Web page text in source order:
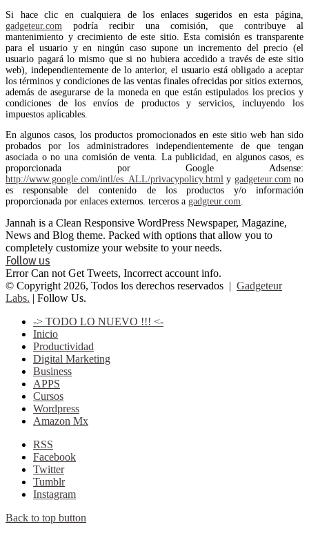
Si hace clic en cualquiera de los enlaces sugeridos en esta página,
gadgeteur.com podría recibir una comisión, que contribuye al
mantenimiento y crecimiento de este sitio. Esta comisión es transparente
para el usuario y en ningún caso supone un incremento del precio (el
usuario pagará lo mismo que si no hubiera accedido a través de este sitio
web), independientemente de lo anterior, el usuario está obligado a aceptar
los términos y condiciones de las ventas finales ofrecidas por sitios externos,
además de asegurarse de la moneda en que están estipulados los precios y
condiciones de los envíos de productos y servicios, incluyendo los
impuestos aplicables.
En algunos casos, los productos promocionados en este sitio web han sido
probados por los administradores independientemente de que tengan
asociada o no una comisión de venta. La publicidad, en algunos casos, es
proporcionada por Google Adsense:
http://www.google.com/intl/es_ALL/privacypolicy.html y gadgeteur.com no
es responsable del contenido de los productos y/o información
proporcionada por enlaces externos. terceros a gadgteur.com
Jannah is a Clean Responsive WordPress Newspaper, Magazine,
News and Blog theme. Packed with options that allow you to
completely customize your website to your needs.
Follow us
Error Can not Get Tweets, Incorrect account info.
© Copyright 2026, Todos los derechos reservados | Gadgeteur
Labs. | Follow Us.
-> TODO LO NUEVO !!! <-
Inicio
Productividad
Digital Marketing
Business
APPS
Cursos
Wordpress
Amazon Mx
RSS
Facebook
Twitter
Tumblr
Instagram
Back to top button